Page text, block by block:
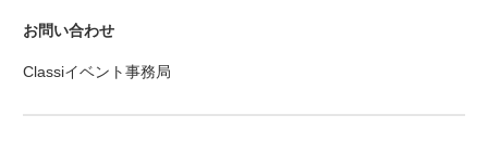
お問い合わせ
Classiイベント事務局